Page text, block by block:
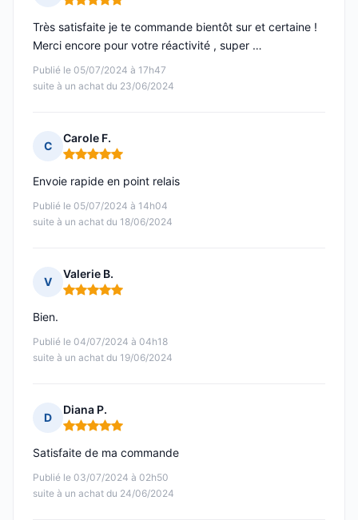
Note : 5 sur 5
Publié le 05/07/2024 à 17h47
suite à un achat du 23/06/2024
Très satisfaite je te commande bientôt sur et certaine !
Merci encore pour votre réactivité , super …
C
Carole F.
Note : 5 sur 5
Publié le 05/07/2024 à 14h04
suite à un achat du 18/06/2024
Envoie rapide en point relais
V
Valerie B.
Note : 5 sur 5
Publié le 04/07/2024 à 04h18
suite à un achat du 19/06/2024
Bien.
D
Diana P.
Note : 5 sur 5
Publié le 03/07/2024 à 02h50
suite à un achat du 24/06/2024
Satisfaite de ma commande